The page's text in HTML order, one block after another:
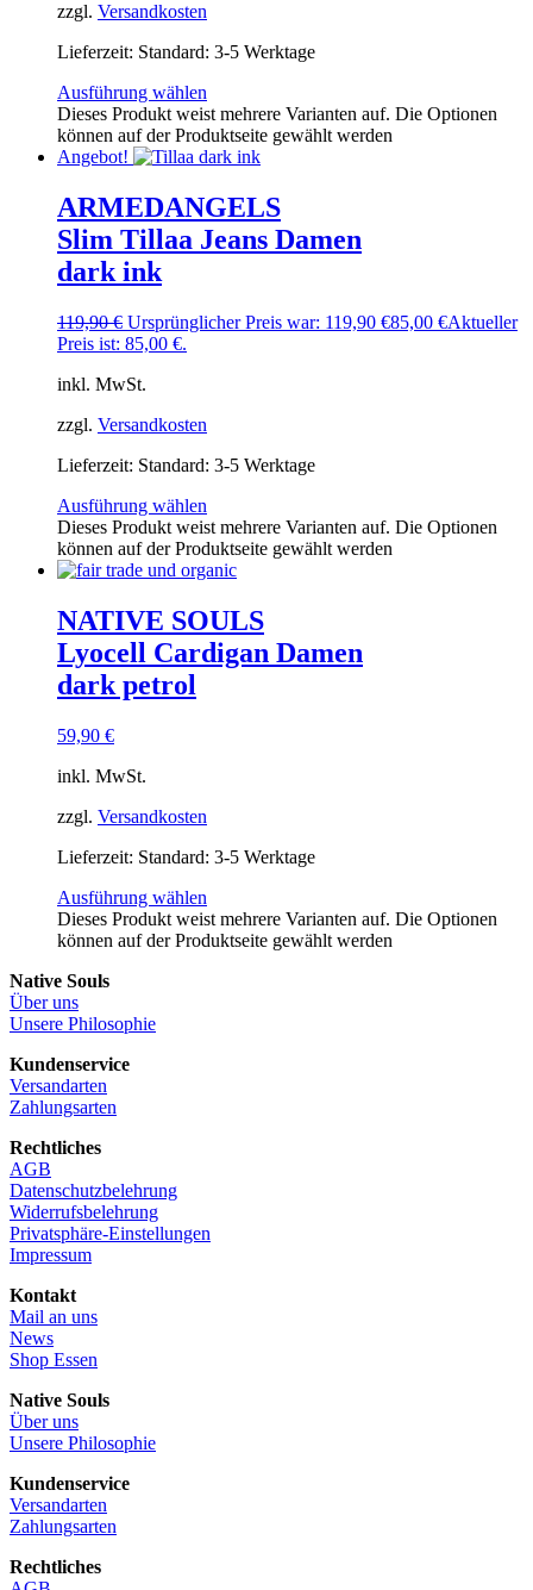
zzgl. Versandkosten
Lieferzeit: Standard: 3-5 Werktage
Ausführung wählen
Dieses Produkt weist mehrere Varianten auf. Die Optionen
können auf der Produktseite gewählt werden
Angebot!
ARMEDANGELS
Slim Tillaa Jeans Damen
dark ink
119,90€ Ursprünglicher Preis war: 119,90 €85,00 €Aktueller
Preis ist: 85,00 €.
inkl. MwSt.
zzgl. Versandkosten
Lieferzeit: Standard: 3-5 Werktage
Ausführung wählen
Dieses Produkt weist mehrere Varianten auf. Die Optionen
können auf der Produktseite gewählt werden
NATIVE SOULS
Lyocell Cardigan Damen
dark petrol
59,90 €
inkl. MwSt.
zzgl. Versandkosten
Lieferzeit: Standard: 3-5 Werktage
Ausführung wählen
Dieses Produkt weist mehrere Varianten auf. Die Optionen
können auf der Produktseite gewählt werden
Native Souls
Über uns
Unsere Philosophie
Kundenservice
Versandarten
Zahlungsarten
Rechtliches
AGB
Datenschutzbelehrung
Widerrufsbelehrung
Privatsphäre-Einstellungen
Impressum
Kontakt
Mail an uns
News
Shop Essen
Native Souls
Über uns
Unsere Philosophie
Kundenservice
Versandarten
Zahlungsarten
Rechtliches